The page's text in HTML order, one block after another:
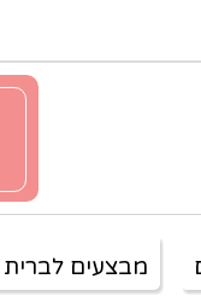
מבצעים לברית